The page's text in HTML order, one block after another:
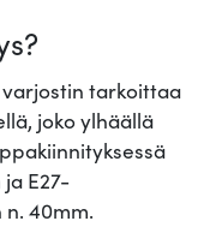
tarkoittaa
joko ylhäällä
E27-
40mm.